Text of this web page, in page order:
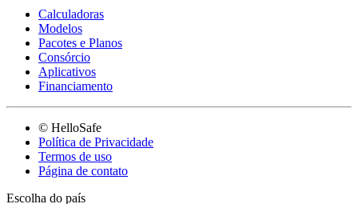
Calculadoras
Modelos
Pacotes e Planos
Consórcio
Aplicativos
Financiamento
© HelloSafe
Política de Privacidade
Termos de uso
Página de contato
Escolha do país